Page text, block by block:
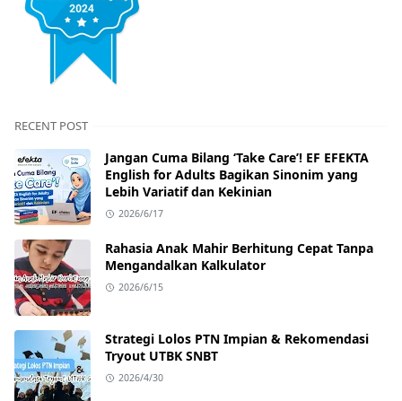
RECENT POST
Jangan Cuma Bilang ‘Take Care’! EF EFEKTA
English for Adults Bagikan Sinonim yang
Lebih Variatif dan Kekinian
2026/6/17
Rahasia Anak Mahir Berhitung Cepat Tanpa
Mengandalkan Kalkulator
2026/6/15
Strategi Lolos PTN Impian & Rekomendasi
Tryout UTBK SNBT
2026/4/30